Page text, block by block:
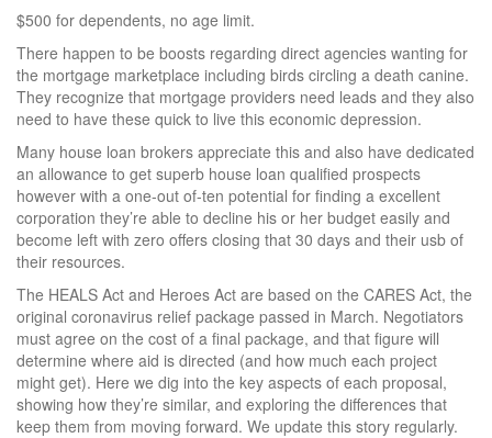
$500 for dependents, no age limit.
There happen to be boosts regarding direct agencies wanting for
the mortgage marketplace including birds circling a death canine.
They recognize that mortgage providers need leads and they also
need to have these quick to live this economic depression.
Many house loan brokers appreciate this and also have dedicated
an allowance to get superb house loan qualified prospects
however with a one-out of-ten potential for finding a excellent
corporation they’re able to decline his or her budget easily and
become left with zero offers closing that 30 days and their usb of
their resources.
The HEALS Act and Heroes Act are based on the CARES Act, the
original coronavirus relief package passed in March. Negotiators
must agree on the cost of a final package, and that figure will
determine where aid is directed (and how much each project
might get). Here we dig into the key aspects of each proposal,
showing how they’re similar, and exploring the differences that
keep them from moving forward. We update this story regularly.